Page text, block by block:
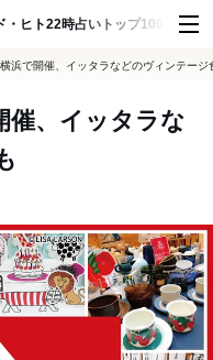
・ヒト22時占い トップ100 スナッ
横浜で開催、イッタラなどのヴィンテージ
催、イッタラな